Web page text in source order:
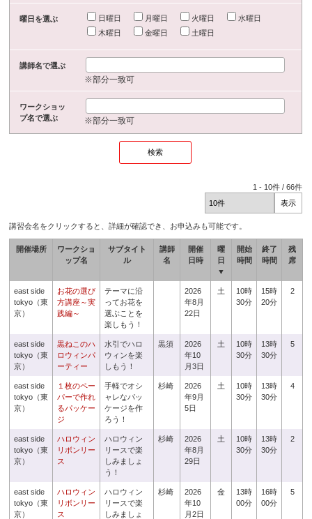
曜日を選ぶ 日曜日 月曜日 火曜日
水曜日
木曜日
金曜日 土曜日
講師名で選ぶ
※部分一致可
ワークショッ
プ名で選ぶ
※部分一致可
1 - 10件 /66件
講習会名をクリックすると、詳細が確認でき、お申込みも可能です。
開催場所
ワークショ
ップ名
サブタイト
ル
講師
名
開催
日時
曜
日
▼
開始
時間
終了
時間
残
席
east side
tokyo（東
京）
お花の選び
方講座～実
践編～
テーマに沿
ってお花を
選ぶことを
楽しもう！
2026
年8月
22日
土
10時
30分
15時
20分
2
east side
tokyo（東
京）
黒ねこのハ
ロウィンパ
ーティー
水引でハロ
ウィンを楽
しもう！
黒須
2026
年10
月3日
土
10時
30分
13時
30分
5
east side
tokyo（東
京）
１枚のペー
パーで作れ
るパッケー
ジ
手軽でオシ
ャレなパッ
ケージを作
ろう！
杉崎
2026
年9月
5日
土
10時
30分
13時
30分
4
east side
tokyo（東
京）
ハロウィン
リボンリー
ス
ハロウィン
リースで楽
しみましょ
う！
杉崎
2026
年8月
29日
土
10時
30分
13時
30分
2
east side
tokyo（東
京）
ハロウィン
リボンリー
ス
ハロウィン
リースで楽
しみましょ
杉崎
2026
年10
月2日
金
13時
00分
16時
00分
5